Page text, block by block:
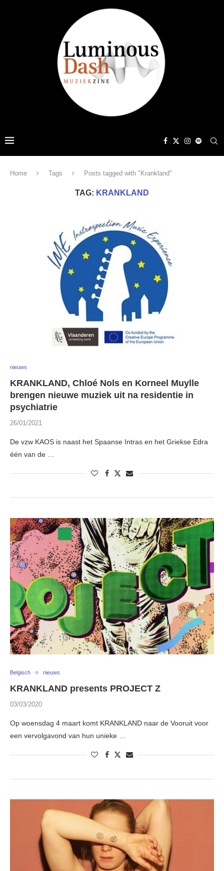
Home Tags Posts tagged with "Krankland"
TAG: KRANKLAND
nieuws
KRANKLAND, Chloé Nols en Korneel Muylle
brengen nieuwe muziek uit na residentie in
psychiatrie
26/01/2021
De vzw KAOS is naast het Spaanse Intras en het Griekse Edra
één van de …
Belgisch nieuws
KRANKLAND presents PROJECT Z
03/03/2020
Op woensdag 4 maart komt KRANKLAND naar de Vooruit voor
een vervolgavond van hun unieke …